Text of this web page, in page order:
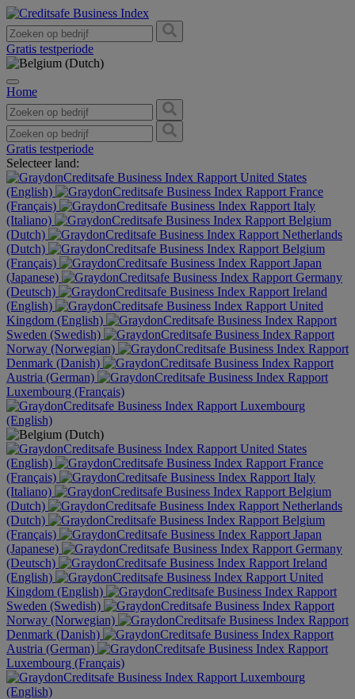
Gratis testperiode
Home
Gratis testperiode
Selecteer land:
United States
(English)
France
(Français)
Italy
(Italiano)
Belgium
(Dutch)
Netherlands
(Dutch)
Belgium
(Français)
Japan
(Japanese)
Germany
(Deutsch)
Ireland
(English)
United
Kingdom (English)
Sweden (Swedish)
Norway (Norwegian)
Denmark (Danish)
Austria (German)
Luxembourg (Français)
Luxembourg
(English)
United States
(English)
France
(Français)
Italy
(Italiano)
Belgium
(Dutch)
Netherlands
(Dutch)
Belgium
(Français)
Japan
(Japanese)
Germany
(Deutsch)
Ireland
(English)
United
Kingdom (English)
Sweden (Swedish)
Norway (Norwegian)
Denmark (Danish)
Austria (German)
Luxembourg (Français)
Luxembourg
(English)